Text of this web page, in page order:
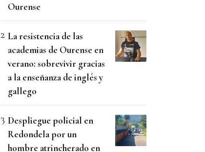
Ourense
La resistencia de las
academias de Ourense en
verano: sobrevivir gracias
a la enseñanza de inglés y
gallego
Despliegue policial en
Redondela por un
hombre atrincherado en